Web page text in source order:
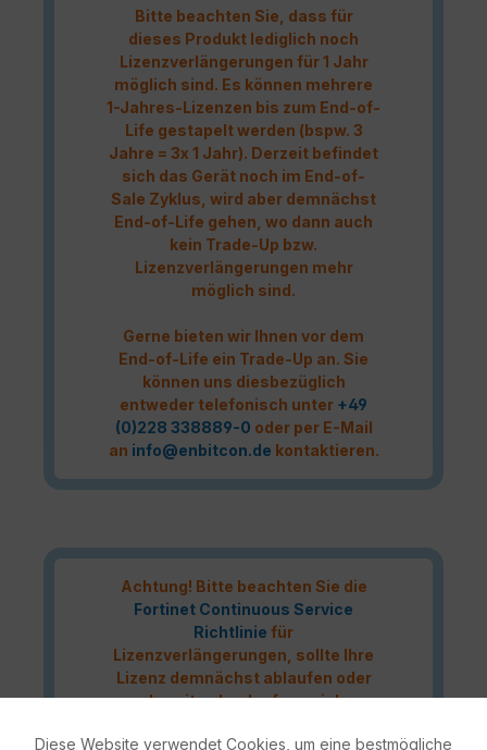
Bitte beachten Sie, dass für
dieses Produkt lediglich noch
Lizenzverlängerungen für 1 Jahr
möglich sind. Es können mehrere
1-Jahres-Lizenzen bis zum End-of-
Life gestapelt werden (bspw. 3
Jahre = 3x 1 Jahr). Derzeit befindet
sich das Gerät noch im End-of-
Sale Zyklus, wird aber demnächst
End-of-Life gehen, wo dann auch
kein Trade-Up bzw.
Lizenzverlängerungen mehr
möglich sind.
Gerne bieten wir Ihnen vor dem
End-of-Life ein Trade-Up an. Sie
können uns diesbezüglich
entweder telefonisch unter +49
(0)228 338889-0 oder per E-Mail
an info@enbitcon.de kontaktieren.
Achtung! Bitte beachten Sie die
Fortinet Continuous Service
Richtlinie für
Lizenzverlängerungen, sollte Ihre
Lizenz demnächst ablaufen oder
bereits abgelaufen sein!
Diese Website verwendet Cookies, um eine bestmögliche